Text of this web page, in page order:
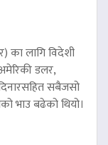
का लागि विदेशी
डलर,
सबैजसो
भाउ बढेको थियो।